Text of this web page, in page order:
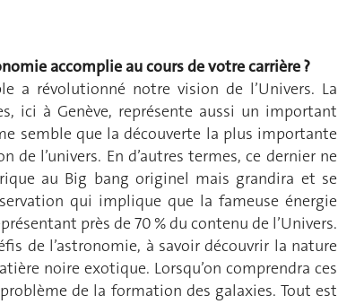
accomplie au cours de votre carrière ?
a révolutionné notre vision de l’Univers. La
ici à Genève, représente aussi un important
semble que la découverte la plus importante
de l’univers. En d’autres termes, ce dernier ne
au Big bang originel mais grandira et se
qui implique que la fameuse énergie
près de 70 % du contenu de l’Univers.
de l’astronomie, à savoir découvrir la nature
noire exotique. Lorsqu’on comprendra ces
de la formation des galaxies. Tout est